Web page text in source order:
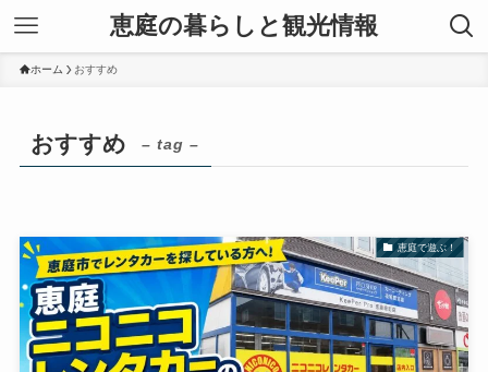
恵庭の暮らしと観光情報
ホーム おすすめ
おすすめ – tag –
恵庭で遊ぶ！